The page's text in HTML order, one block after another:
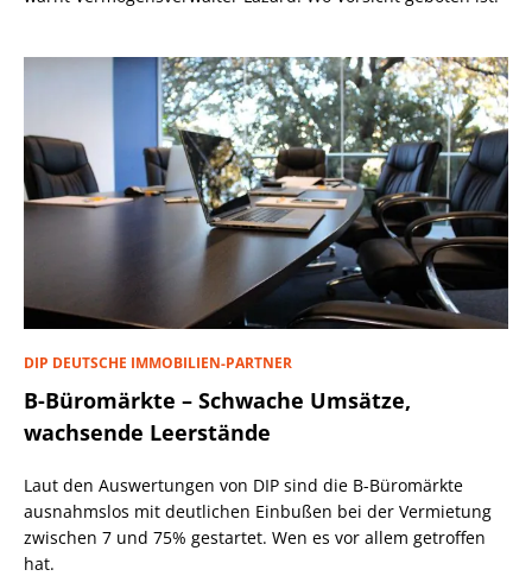
DIP DEUTSCHE IMMOBILIEN-PARTNER
B-Büromärkte – Schwache Umsätze,
wachsende Leerstände
Laut den Auswertungen von DIP sind die B-Büromärkte
ausnahmslos mit deutlichen Einbußen bei der Vermietung
zwischen 7 und 75% gestartet. Wen es vor allem getroffen
hat.